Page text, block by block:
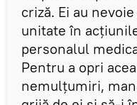
criză. Ei au
unitate în
personalul
Pentru a opri
nemulțumiri,